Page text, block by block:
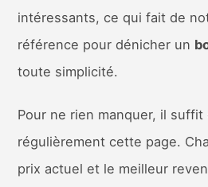
intéressants, ce qui fait de
référence pour dénicher un
toute simplicité.
Pour ne rien manquer, il
régulièrement cette page.
prix actuel et le meilleur